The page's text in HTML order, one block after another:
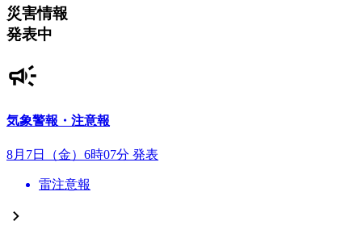
災害情報
発表中
気象警報・注意報
8月7日（金）6時07分 発表
雷注意報